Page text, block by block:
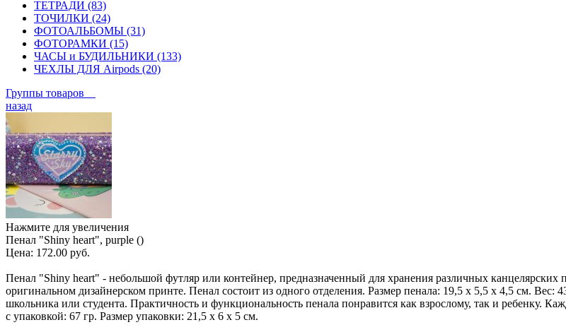
ТЕТРАДИ (83)
ТОЧИЛКИ (24)
ФОТОАЛЬБОМЫ (31)
ФОТОРАМКИ (15)
ЧАСЫ и БУДИЛЬНИКИ (133)
ЧЕХЛЫ ДЛЯ Airpods (20)
Группы товаров
назад
Нажмите для увеличения
Пенал "Shiny heart", purple ()
Цена: 172.00 руб.
Пенал "Shiny heart" - небольшой футляр или контейнер, предназначенный для хранения различных канцелярских
оригинальном дизайнерском принте. Пенал состоит из одного отделения. Размер пенала: 19,5 х 5,5 х 4,5 см.
школьника или студента. Практичность и функциональность пенала понравится как взрослому, так и ребенку.
с упаковкой: 67 гр. Размер упаковки: 21,5 х 6 х 5 см.